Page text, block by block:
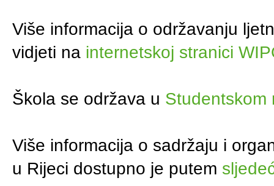
Više informacija o održavanju
vidjeti na internetskoj stranici
Škola se održava u Studentskom
Više informacija o sadržaju i
u Rijeci dostupno je putem